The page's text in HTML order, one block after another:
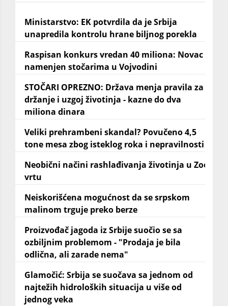
Ministarstvo: EK potvrdila da je Srbija
unapredila kontrolu hrane biljnog porekla
Raspisan konkurs vredan 40 miliona: Novac
namenjen stočarima u Vojvodini
STOČARI OPREZNO: Država menja pravila za
držanje i uzgoj životinja - kazne do dva
miliona dinara
Veliki prehrambeni skandal? Povučeno 4,5
tone mesa zbog isteklog roka i nepravilnosti
Neobični načini rashlađivanja životinja u Zoo
vrtu
Neiskorišćena mogućnost da se srpskom
malinom trguje preko berze
Proizvođač jagoda iz Srbije suočio se sa
ozbiljnim problemom - "Prodaja je bila
odlična, ali zarade nema"
Glamočić: Srbija se suočava sa jednom od
najtežih hidroloških situacija u više od
jednog veka